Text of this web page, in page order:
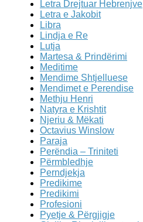
Letra Drejtuar Hebrenjve
Letra e Jakobit
Libra
Lindja e Re
Lutja
Martesa & Prindërimi
Meditime
Mendime Shtjelluese
Mendimet e Perendise
Methju Henri
Natyra e Krishtit
Njeriu & Mëkati
Octavius Winslow
Paraja
Perëndia – Triniteti
Përmbledhje
Perndjekja
Predikime
Predikimi
Profesioni
Pyetje & Përgjigje